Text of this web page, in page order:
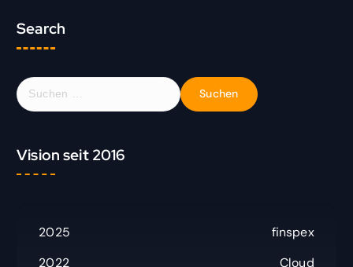
Search
S
u
e
n
Vision seit 2016
2025
finspex
2022
Cloud